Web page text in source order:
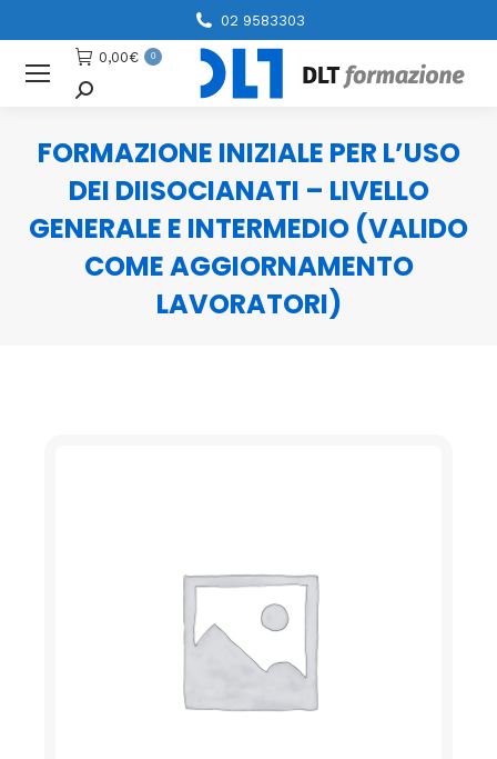
02 9583303
0,00€ 0
Cerca
FORMAZIONE INIZIALE PER L’USO
DEI DIISOCIANATI – LIVELLO
GENERALE E INTERMEDIO (VALIDO
COME AGGIORNAMENTO
LAVORATORI)